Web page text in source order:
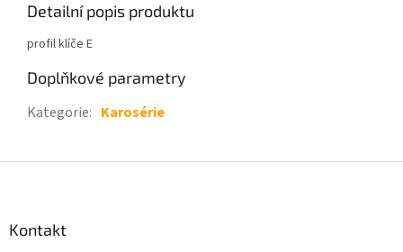
Detailní popis produktu
profil klíče E
Doplňkové parametry
Kategorie: Karosérie
Kontakt